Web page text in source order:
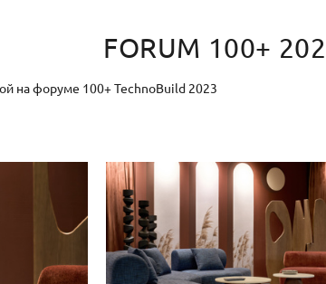
FORUM 100+
на форуме 100+ TechnoBuild 2023